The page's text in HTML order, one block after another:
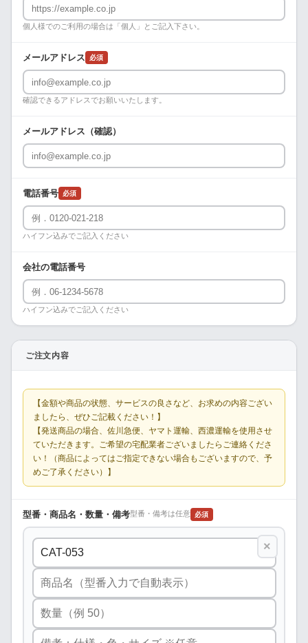
個人様でのご利用の場合は「個人」とご記入下さい。
メールアドレス 必須
確認できるアドレスでお願いいたします。
メールアドレス（確認）
電話番号 必須
ハイフン込みでご記入ください
会社の電話番号
ハイフン込みでご記入ください
ご注文内容
【金額や商品の状態、サービスの良さなど、お求めの内容ござい
ましたら、ぜひご記載ください！】
【発送商品の場合、佐川急便、ヤマト運輸、西濃運輸を使用させ
ていただきます。ご希望の宅配業者ございましたらご連絡くださ
い！（商品によってはご指定できない場合もございますので、予
めご了承ください）】
型番・商品名・数量・備考型番・備考は任意 必須
×